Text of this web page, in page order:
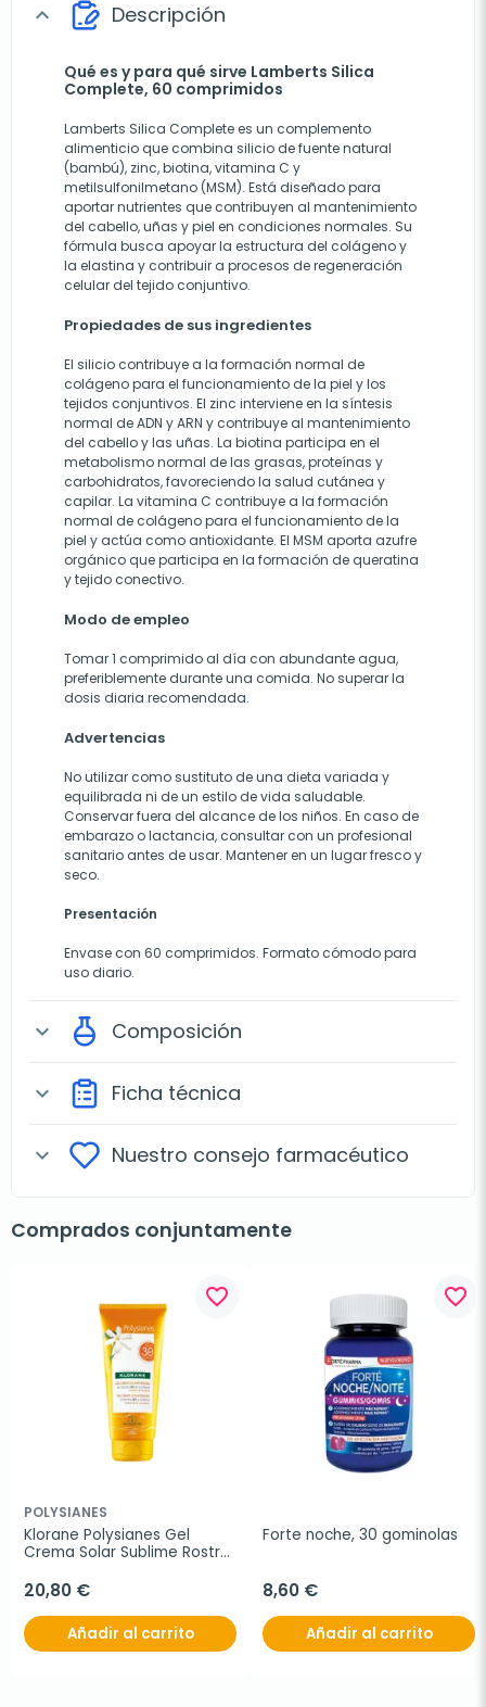
expand_more Descripción
Qué es y para qué sirve Lamberts Silica
Complete, 60 comprimidos
Lamberts Silica Complete es un complemento
alimenticio que combina silicio de fuente natural
(bambú), zinc, biotina, vitamina C y
metilsulfonilmetano (MSM). Está diseñado para
aportar nutrientes que contribuyen al mantenimiento
del cabello, uñas y piel en condiciones normales. Su
fórmula busca apoyar la estructura del colágeno y
la elastina y contribuir a procesos de regeneración
celular del tejido conjuntivo.
Propiedades de sus ingredientes
El silicio contribuye a la formación normal de
colágeno para el funcionamiento de la piel y los
tejidos conjuntivos. El zinc interviene en la síntesis
normal de ADN y ARN y contribuye al mantenimiento
del cabello y las uñas. La biotina participa en el
metabolismo normal de las grasas, proteínas y
carbohidratos, favoreciendo la salud cutánea y
capilar. La vitamina C contribuye a la formación
normal de colágeno para el funcionamiento de la
piel y actúa como antioxidante. El MSM aporta azufre
orgánico que participa en la formación de queratina
y tejido conectivo.
Modo de empleo
Tomar 1 comprimido al día con abundante agua,
preferiblemente durante una comida. No superar la
dosis diaria recomendada.
Advertencias
No utilizar como sustituto de una dieta variada y
equilibrada ni de un estilo de vida saludable.
Conservar fuera del alcance de los niños. En caso de
embarazo o lactancia, consultar con un profesional
sanitario antes de usar. Mantener en un lugar fresco y
seco.
Presentación
Envase con 60 comprimidos. Formato cómodo para
uso diario.
expand_more Composición
expand_more Ficha técnica
expand_more Nuestro consejo farmacéutico
Comprados conjuntamente
favorite_border
POLYSIANES
Klorane Polysianes Gel
Crema Solar Sublime Rostro
20,80 €
Añadir al carrito
favorite_border
Forte noche, 30 gominolas
8,60 €
Añadir al carrito